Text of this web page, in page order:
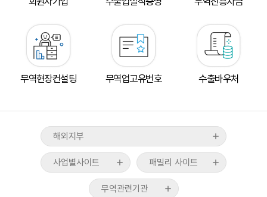
무역현장컨설팅 무역업고유번호 수출바우처
해외지부
뉴욕지부
워싱턴지부
베이징지부
브뤼셀지부
호치민지부
뉴델리지부
자카르타지부
사업별사이트
tradeKorea
TradePro
KITA멤버십서비스
무역아카데미
국제무역통상연구원
스타트업브랜치
수출입물류포털
패밀리 사이트
WTC Seoul
CALT
COEX
무역관련기관
산업통상부
기획재정부
관세청
외교부
중소벤처기업부
무역위원회